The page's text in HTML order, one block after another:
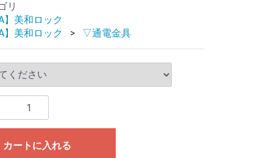
リ
美和ロック
美和ロック
▽通電金具
カートに入れる